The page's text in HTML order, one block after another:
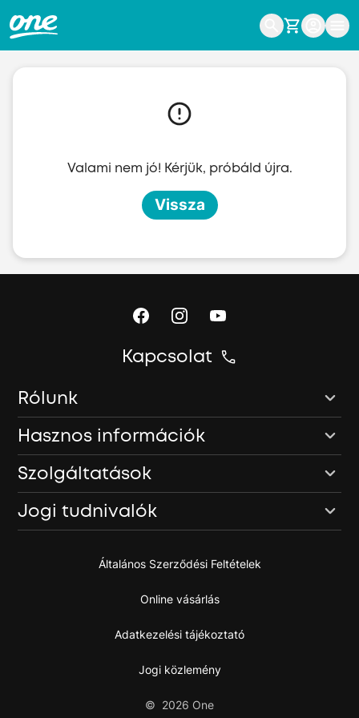
Valami nem jó! Kérjük, próbáld újra.
Vissza
Kapcsolat
Rólunk
Hasznos információk
Szolgáltatások
Jogi tudnivalók
Általános Szerződési Feltételek
Online vásárlás
Adatkezelési tájékoztató
Jogi közlemény
© 2026 One